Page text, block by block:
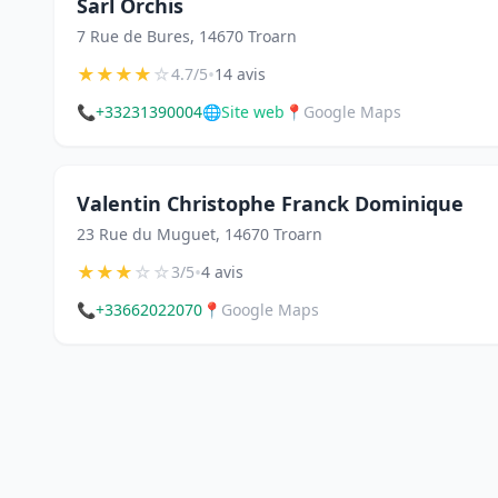
7 Rue de Bures, 14670 Troarn
★★★★☆4.7/5•14 avis
📞+33231390004🌐Site web 📍 Google Maps
Valentin Christophe Franck Dominique
23 Rue du Muguet, 14670 Troarn
★★★☆☆3/5•4 avis
📞+33662022070 📍 Google Maps